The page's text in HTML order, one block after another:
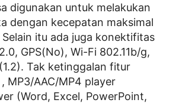
digunakan untuk melakukan
dengan kecepatan maksimal
itu ada juga konektifitas
GPS(No), Wi-Fi 802.11b/g,
Tak ketinggalan fitur
MP3/AAC/MP4 player
(Word, Excel, PowerPoint,